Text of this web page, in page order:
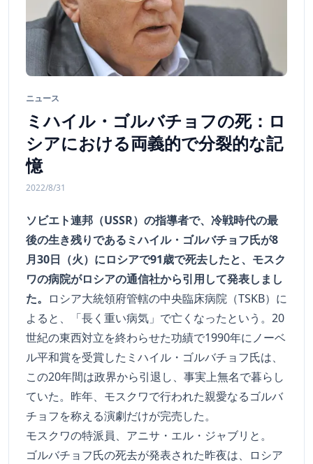
ニュース
ミハイル・ゴルバチョフの死：ロ
シアにおける両義的で分裂的な記
憶
2022/8/31
ソビエト連邦（USSR）の指導者で、冷戦時代の最
後の生き残りであるミハイル・ゴルバチョフ氏が8
月30日（火）にロシアで91歳で死去したと、モスク
ワの病院がロシアの通信社から引用して発表しまし
た。 ロシア大統領府管轄の中央臨床病院（TSKB）に
よると、「長く重い病気」で亡くなったという。20
世紀の東西対立を終わらせた功績で1990年にノーベ
ル平和賞を受賞したミハイル・ゴルバチョフ氏は、
この20年間は政界から引退し、事実上無名で暮らし
ていた。昨年、モスクワで行われた親愛なるゴルバ
チョフを称える演劇だけが完売した。
モスクワの特派員、アニサ・エル・ジャブリと。
ゴルバチョフ氏の死去が発表された昨夜は、ロシア